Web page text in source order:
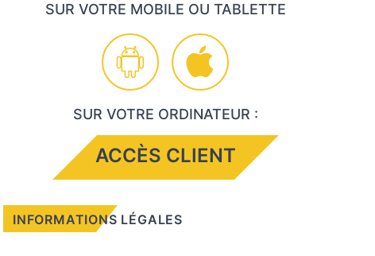
SUR VOTRE MOBILE OU TABLETTE
SUR VOTRE ORDINATEUR :
ACCÈS CLIENT
INFORMATIONS LÉGALES